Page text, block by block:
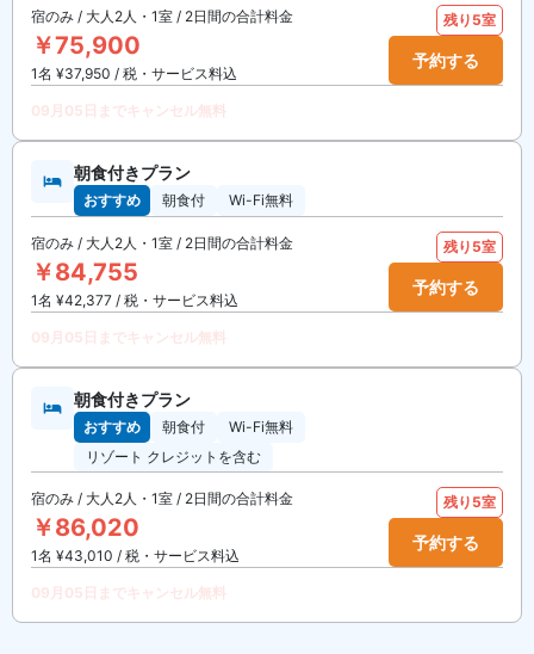
宿のみ / 大人2人・1室 / 2日間の合計料金
￥75,900
1名 ¥37,950 / 税・サービス料込
残り5室
予約する
09月05日までキャンセル無料
朝食付きプラン
おすすめ 朝食付 Wi-Fi無料
宿のみ / 大人2人・1室 / 2日間の合計料金
￥84,755
1名 ¥42,377 / 税・サービス料込
残り5室
予約する
09月05日までキャンセル無料
朝食付きプラン
おすすめ 朝食付
Wi-Fi無料
リゾート クレジットを含む
宿のみ / 大人2人・1室 / 2日間の合計料金
￥86,020
1名 ¥43,010 / 税・サービス料込
残り5室
予約する
09月05日までキャンセル無料